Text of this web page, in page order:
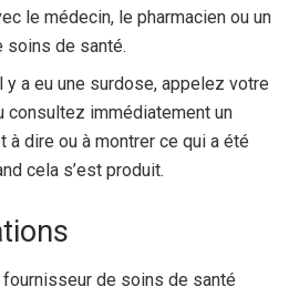
le médecin, le pharmacien ou un
soins de santé.
y a eu une surdose, appelez votre
consultez immédiatement un
à dire ou à montrer ce qui a été
cela s’est produit.
de soins de santé